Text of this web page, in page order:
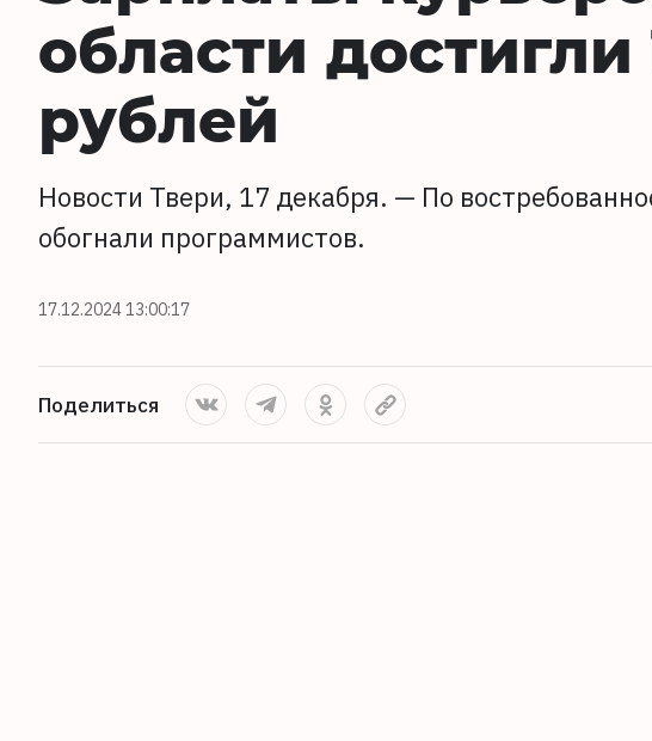
области достигли
рублей
Новости Твери, 17 декабря. — По
обогнали программистов.
17.12.2024 13:00:17
Поделиться